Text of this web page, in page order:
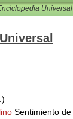
Universal
.)
Sentimiento de